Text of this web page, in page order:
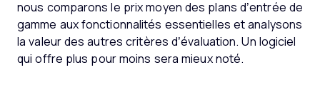
nous comparons le prix moyen des plans d’entrée de
gamme aux fonctionnalités essentielles et analysons
la valeur des autres critères d’évaluation. Un logiciel
qui offre plus pour moins sera mieux noté.